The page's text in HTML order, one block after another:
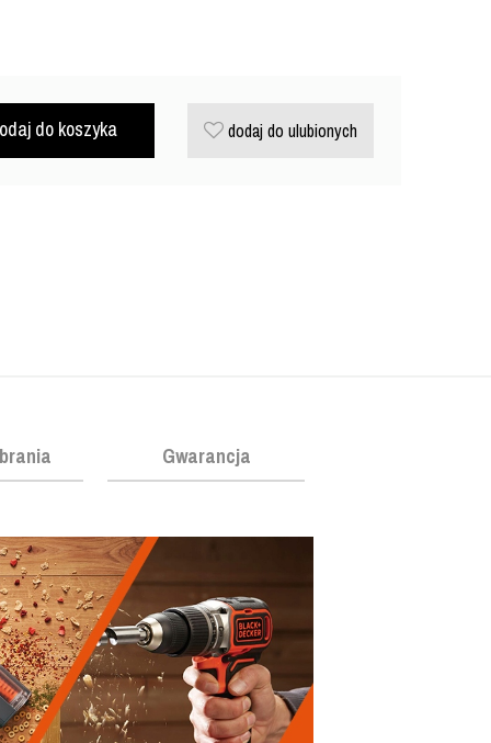
do koszyka dodaj do ulubionych
Gwarancja